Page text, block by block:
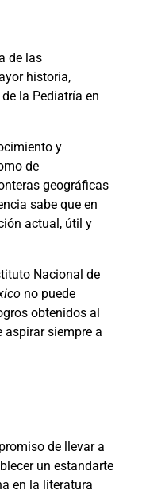
de las
historia,
la Pediatría en
y
de
geográficas
sabe que en
actual, útil y
Nacional de
no puede
obtenidos al
aspirar siempre a
de llevar a
un estandarte
en la literatura